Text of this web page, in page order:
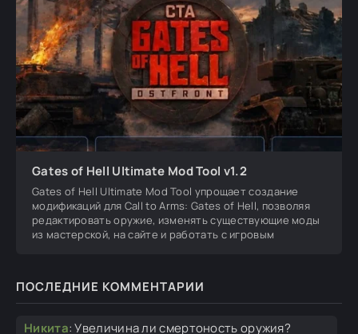
Gates of Hell Ultimate Mod Tool v1.2
Gates of Hell Ultimate Mod Tool упрощает создание
модификаций для Call to Arms: Gates of Hell, позволяя
редактировать оружие, изменять существующие моды
из мастерской, на сайте и работать с игровым
ПОСЛЕДНИЕ КОММЕНТАРИИ
Никита:Увеличина ли смертоность оружия?